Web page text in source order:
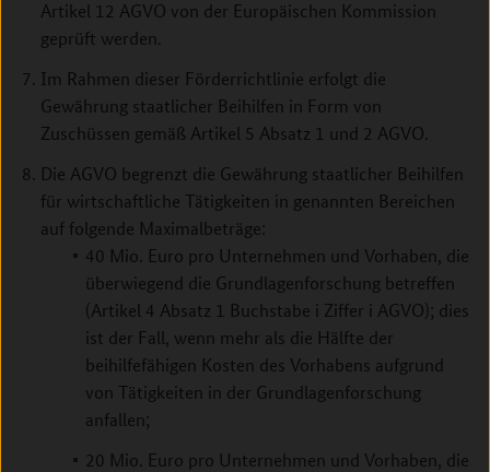
Artikel 12 AGVO von der Europäischen Kommission
geprüft werden.
Im Rahmen dieser Förderrichtlinie erfolgt die
Gewährung staatlicher Beihilfen in Form von
Zuschüssen gemäß Artikel 5 Absatz 1 und 2 AGVO.
Die AGVO begrenzt die Gewährung staatlicher Beihilfen
für wirtschaftliche Tätigkeiten in genannten Bereichen
auf folgende Maximalbeträge:
40 Mio. Euro pro Unternehmen und Vorhaben, die
überwiegend die Grundlagenforschung betreffen
(Artikel 4 Absatz 1 Buchstabe i Ziffer i AGVO); dies
ist der Fall, wenn mehr als die Hälfte der
beihilfefähigen Kosten des Vorhabens aufgrund
von Tätigkeiten in der Grundlagenforschung
anfallen;
20 Mio. Euro pro Unternehmen und Vorhaben, die